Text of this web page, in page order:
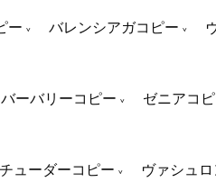
ー バレンシアガコピー
バーバリーコピー ゼニアコ
チューダーコピー ヴァシュ